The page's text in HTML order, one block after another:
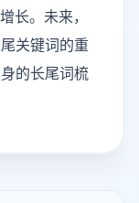
长。未来，
关键词的重
的长尾词梳